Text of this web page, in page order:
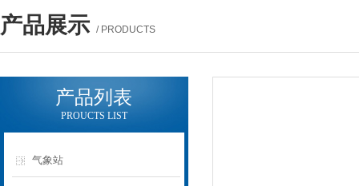
产品展示 / PRODUCTS
产品列表
PROUCTS LIST
气象站